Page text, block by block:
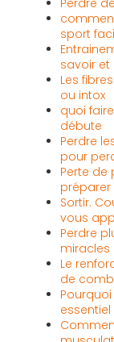
Perdre
sport
savoir et
Les
ou intox
quoi
débute
Perdre
pour
Perte
préparer
Sortir.
vous
Perdre
miracles
Le
de
essentiel